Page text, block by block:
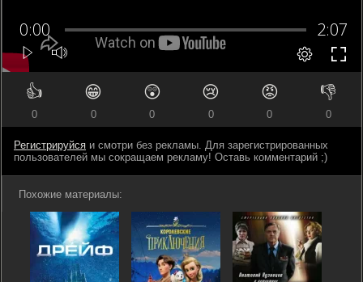
👍
0
😁
0
😲
0
😢
0
😡
0
👎
0
Регистрируйся и смотри без рекламы. Для зарегистрированных
пользователей мы сокращаем рекламу! Оставь комментарий ;)
Похожие материалы: